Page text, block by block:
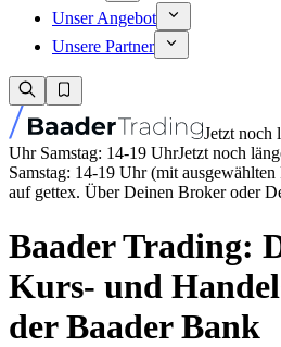
Unser Angebot
Unsere Partner
Jetzt noch
Uhr Samstag: 14-19 UhrJetzt noch
Samstag: 14-19 Uhr (mit
auf gettex. Über Deinen Broker oder
Baader Trading:
Kurs- und
der Baader Bank